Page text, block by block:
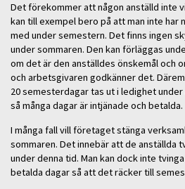
Det förekommer att någon anställd inte
kan till exempel bero på att man inte har
med under semestern. Det finns ingen
under sommaren. Den kan förläggas
om det är den anställdes önskemål och
och arbetsgivaren godkänner det.
20 semesterdagar tas ut i ledighet
så många dagar är intjänade och betalda.
I många fall vill företaget stänga
sommaren. Det innebär att de anställda
under denna tid. Man kan dock inte
betalda dagar så att det räcker till